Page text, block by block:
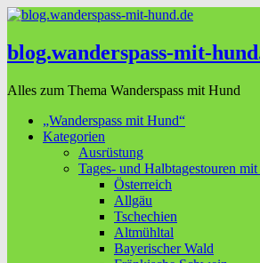
blog.wanderspass-mit-
Alles zum Thema Wanderspass mit Hund
„Wanderspass mit Hund“
Kategorien
Ausrüstung
Tages- und Halbtagestouren
Österreich
Allgäu
Tschechien
Altmühltal
Bayerischer Wald